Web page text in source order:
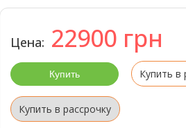
Цена: 22900 грн
Купить в
Купить в рассрочку